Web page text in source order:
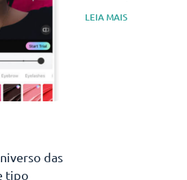
das
tipo
LEIA MAIS